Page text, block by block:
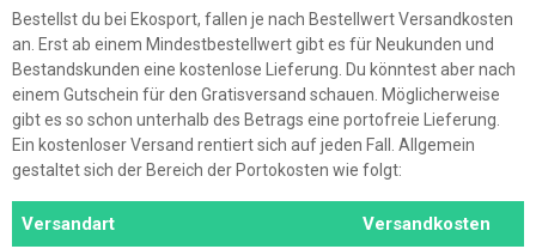
Bestellst du bei Ekosport, fallen je nach Bestellwert Versandkosten
an. Erst ab einem Mindestbestellwert gibt es für Neukunden und
Bestandskunden eine kostenlose Lieferung. Du könntest aber nach
einem Gutschein für den Gratisversand schauen. Möglicherweise
gibt es so schon unterhalb des Betrags eine portofreie Lieferung.
Ein kostenloser Versand rentiert sich auf jeden Fall. Allgemein
gestaltet sich der Bereich der Portokosten wie folgt:
Versandart Versandkosten